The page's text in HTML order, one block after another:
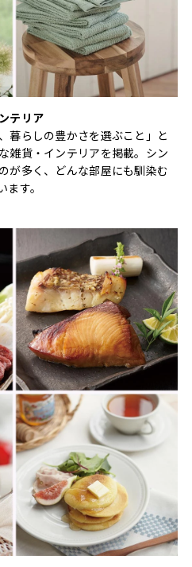
テリア
暮らしの豊かさを選ぶこと」と
雑貨・インテリアを掲載。シン
が多く、どんな部屋にも馴染む
す。